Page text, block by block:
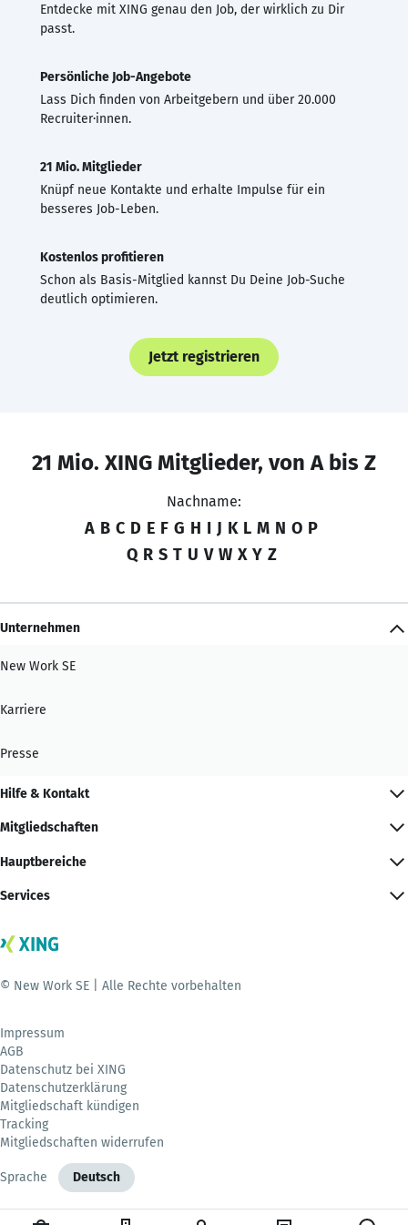
Entdecke mit XING genau den Job, der wirklich zu Dir
passt.
Persönliche Job-Angebote
Lass Dich finden von Arbeitgebern und über 20.000
Recruiter·innen.
21 Mio. Mitglieder
Knüpf neue Kontakte und erhalte Impulse für ein
besseres Job-Leben.
Kostenlos profitieren
Schon als Basis-Mitglied kannst Du Deine Job-Suche
deutlich optimieren.
Jetzt registrieren
21 Mio. XING Mitglieder, von A bis Z
Nachname:
A B C D E F G H I J K L M N O P
Q R S T U V W X Y Z
Unternehmen
New Work SE
Karriere
Presse
Hilfe & Kontakt
Mitgliedschaften
Hauptbereiche
Services
© New Work SE | Alle Rechte vorbehalten
Impressum
AGB
Datenschutz bei XING
Datenschutzerklärung
Mitgliedschaft kündigen
Tracking
Mitgliedschaften widerrufen
Sprache Deutsch